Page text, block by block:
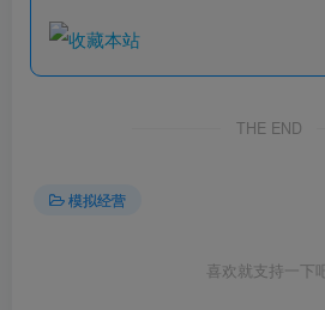
THE END
模拟经营
喜欢就支持一下